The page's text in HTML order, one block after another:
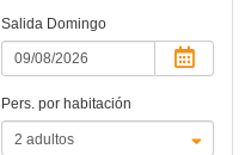
Salida Domingo
Pers. por habitación